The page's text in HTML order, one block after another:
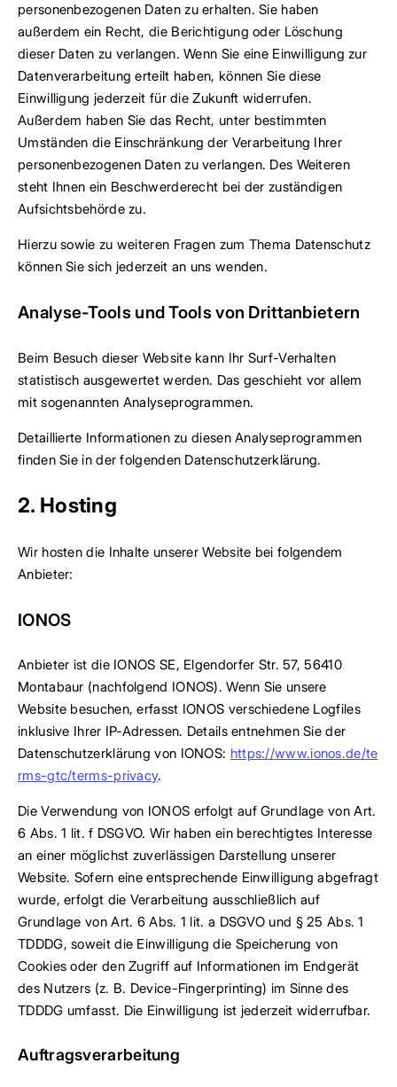
personenbezogenen Daten zu erhalten. Sie haben
außerdem ein Recht, die Berichtigung oder Löschung
dieser Daten zu verlangen. Wenn Sie eine Einwilligung zur
Datenverarbeitung erteilt haben, können Sie diese
Einwilligung jederzeit für die Zukunft widerrufen.
Außerdem haben Sie das Recht, unter bestimmten
Umständen die Einschränkung der Verarbeitung Ihrer
personenbezogenen Daten zu verlangen. Des Weiteren
steht Ihnen ein Beschwerderecht bei der zuständigen
Aufsichtsbehörde zu.
Hierzu sowie zu weiteren Fragen zum Thema Datenschutz
können Sie sich jederzeit an uns wenden.
Analyse-Tools und Tools von Dritt­anbietern
Beim Besuch dieser Website kann Ihr Surf-Verhalten
statistisch ausgewertet werden. Das geschieht vor allem
mit sogenannten Analyseprogrammen.
Detaillierte Informationen zu diesen Analyseprogrammen
finden Sie in der folgenden Datenschutzerklärung.
2. Hosting
Wir hosten die Inhalte unserer Website bei folgendem
Anbieter:
IONOS
Anbieter ist die IONOS SE, Elgendorfer Str. 57, 56410
Montabaur (nachfolgend IONOS). Wenn Sie unsere
Website besuchen, erfasst IONOS verschiedene Logfiles
inklusive Ihrer IP-Adressen. Details entnehmen Sie der
Datenschutzerklärung von IONOS: https://www.ionos.de/te
rms-gtc/terms-privacy.
Die Verwendung von IONOS erfolgt auf Grundlage von Art.
6 Abs. 1 lit. f DSGVO. Wir haben ein berechtigtes Interesse
an einer möglichst zuverlässigen Darstellung unserer
Website. Sofern eine entsprechende Einwilligung abgefragt
wurde, erfolgt die Verarbeitung ausschließlich auf
Grundlage von Art. 6 Abs. 1 lit. a DSGVO und § 25 Abs. 1
TDDDG, soweit die Einwilligung die Speicherung von
Cookies oder den Zugriff auf Informationen im Endgerät
des Nutzers (z. B. Device-Fingerprinting) im Sinne des
TDDDG umfasst. Die Einwilligung ist jederzeit widerrufbar.
Auftragsverarbeitung